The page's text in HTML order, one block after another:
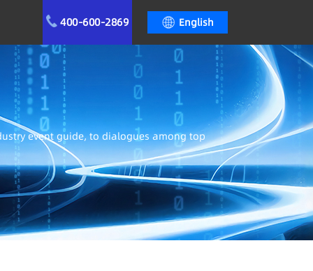
English
400-600-2869
event guide, to dialogues among top